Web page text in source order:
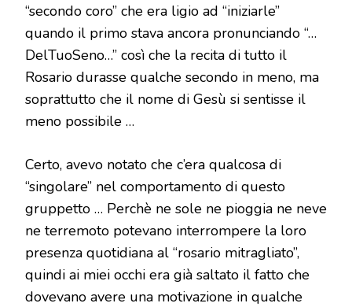
“secondo coro” che era ligio ad “iniziarle”
quando il primo stava ancora pronunciando “…
DelTuoSeno…” così che la recita di tutto il
Rosario durasse qualche secondo in meno, ma
soprattutto che il nome di Gesù si sentisse il
meno possibile …
Certo, avevo notato che c’era qualcosa di
“singolare” nel comportamento di questo
gruppetto … Perchè ne sole ne pioggia ne neve
ne terremoto potevano interrompere la loro
presenza quotidiana al “rosario mitragliato”,
quindi ai miei occhi era già saltato il fatto che
dovevano avere una motivazione in qualche